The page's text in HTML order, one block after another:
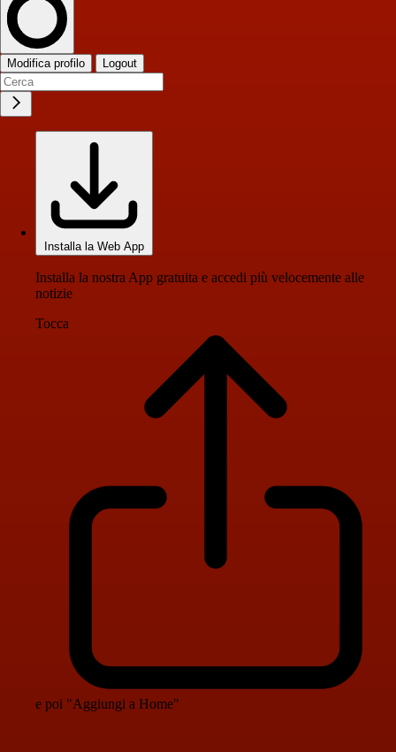
Modifica profilo Logout
Installa la Web App
Installa la nostra App gratuita e accedi più velocemente alle
notizie
Tocca
e poi "Aggiungi a Home"